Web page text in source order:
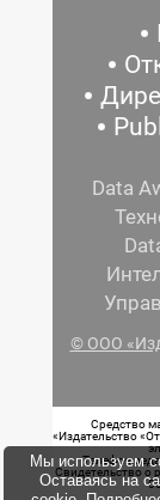
Data
© ООО
Средство
«Издательство
Телефон
Свидетельство о
Мы используем
Оставаясь на